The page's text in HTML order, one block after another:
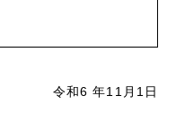
令和6 年11月1日